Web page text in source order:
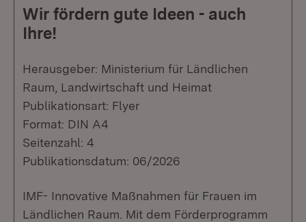
Wir fördern gute Ideen - auch
Ihre!
Herausgeber: Ministerium für Ländlichen
Raum, Landwirtschaft und Heimat
Publikationsart: Flyer
Format: DIN A4
Seitenzahl: 4
Publikationsdatum: 06/2026
IMF- Innovative Maßnahmen für Frauen im
Ländlichen Raum. Mit dem Förderprogramm